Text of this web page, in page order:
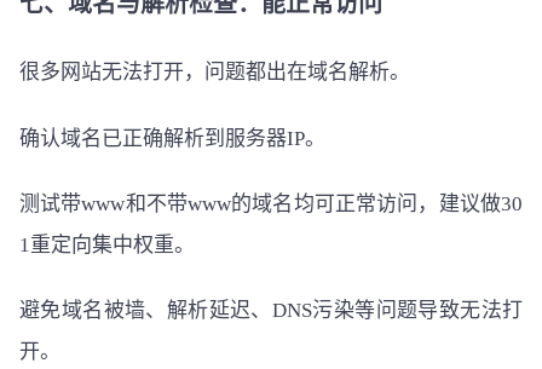
很多网站无法打开，问题都出在域名解析。
确认域名已正确解析到服务器IP。
测试带www和不带www的域名均可正常访问，建议做30
1重定向集中权重。
避免域名被墙、解析延迟、DNS污染等问题导致无法打
开。